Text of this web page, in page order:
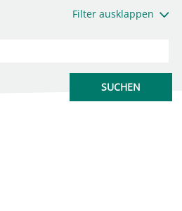
Filter ausklappen